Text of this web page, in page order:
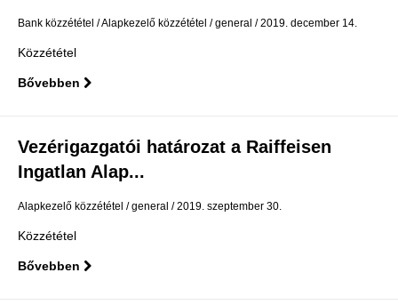
Bank közzététel Alapkezelő közzététel general 2019. december 14.
Közzététel
Bővebben
Vezérigazgatói határozat a Raiffeisen
Ingatlan Alap...
Alapkezelő közzététel general 2019. szeptember 30.
Közzététel
Bővebben